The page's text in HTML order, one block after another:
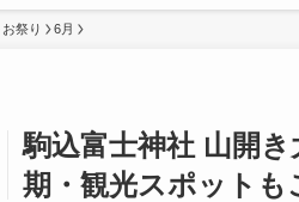
お祭り 6月
駒込富士神社 山開
期・観光スポットも